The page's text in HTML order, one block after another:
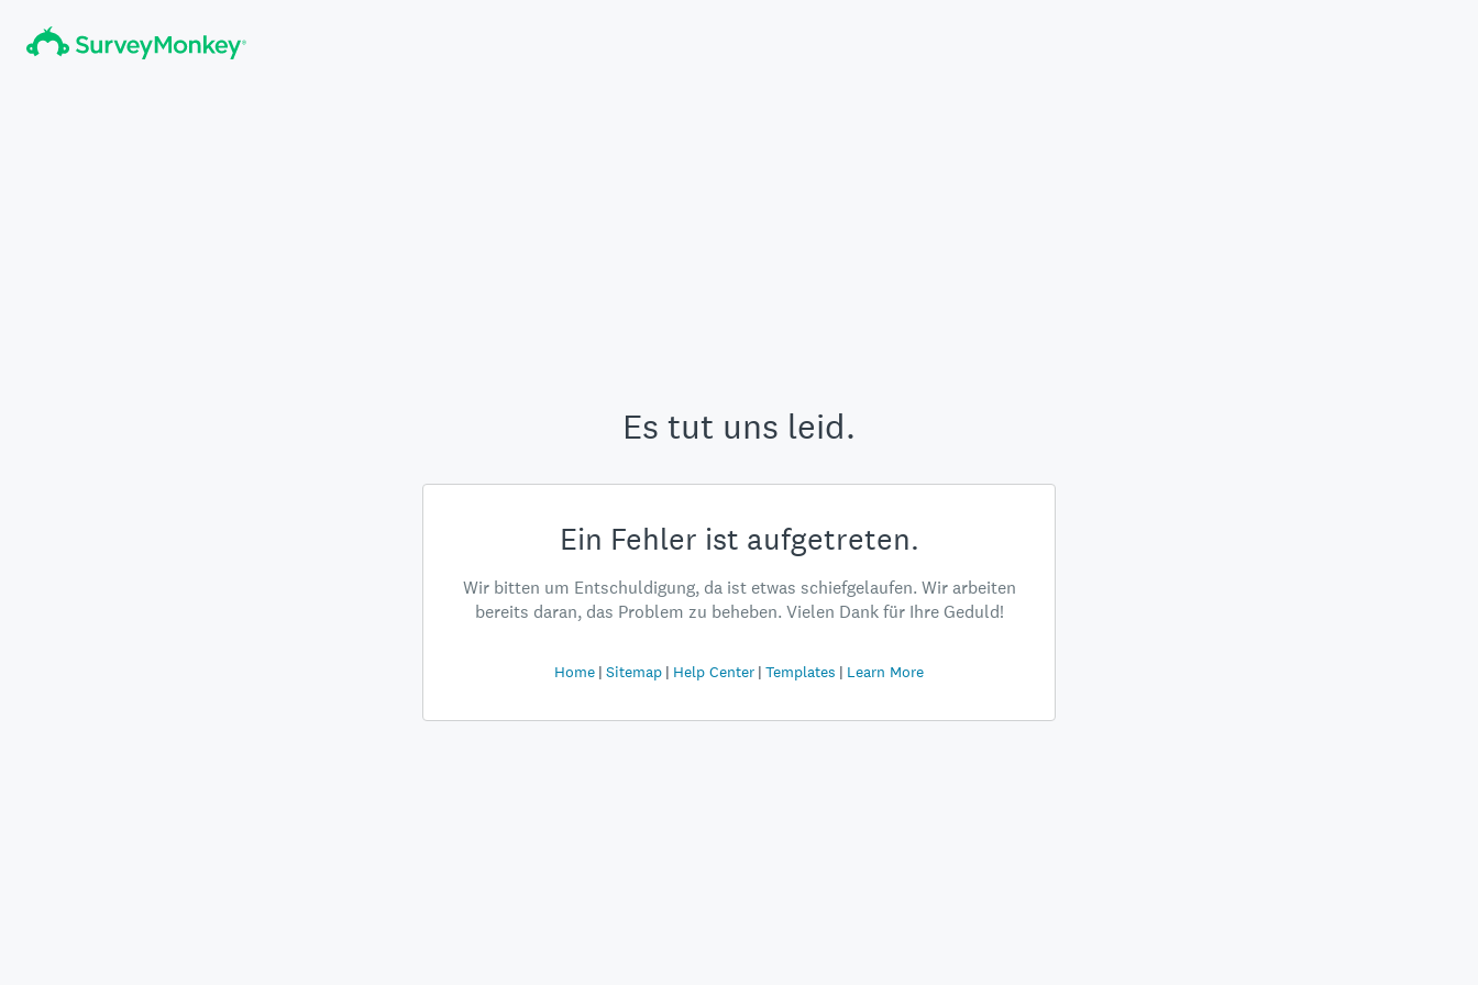
Es tut uns leid.
Ein Fehler ist aufgetreten.
Wir bitten um Entschuldigung, da ist etwas schiefgelaufen. Wir arbeiten
bereits daran, das Problem zu beheben. Vielen Dank für Ihre Geduld!
Home Sitemap Help Center Templates Learn More